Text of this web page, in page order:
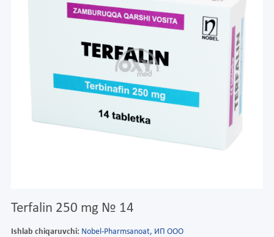
Terfalin 250 mg № 14
Ishlab chiqaruvchi: Nobel-Pharmsanoat, ИП ООО